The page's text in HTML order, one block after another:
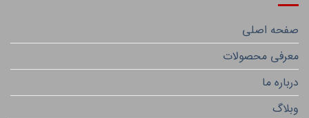
صفحه اصلی
معرفی محصولات
درباره ما
وبلاگ